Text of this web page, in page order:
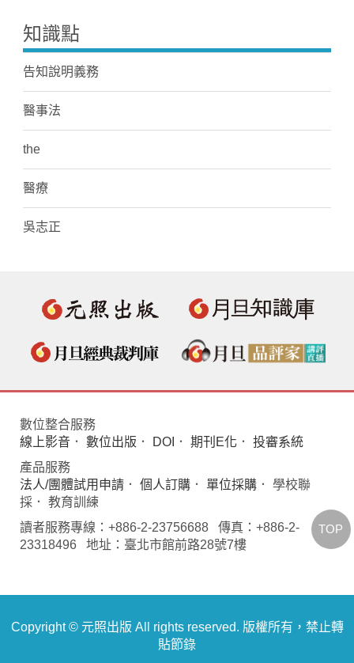
知識點
告知說明義務
醫事法
the
醫療
吳志正
數位整合服務
線上影音 ． 數位出版 ． DOI ． 期刊E化 ． 投審系統
產品服務
法人/團體試用申請 ． 個人訂購 ． 單位採購 ． 學校聯
採． 教育訓練
讀者服務專線：+886-2-23756688 傳真：+886-2-
23318496 地址：臺北市館前路28號7樓
Copyright © 元照出版 All rights reserved. 版權所有，禁止轉
貼節錄
TOP